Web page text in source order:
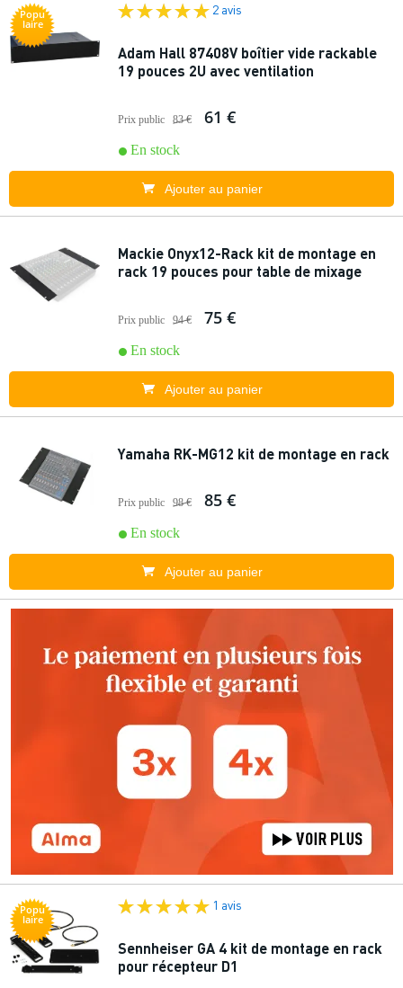
Popu
laire
2 avis
Adam Hall 87408V boîtier vide rackable
19 pouces 2U avec ventilation
Prix public 83 € 61 €
En stock
Ajouter au panier
Mackie Onyx12-Rack kit de montage en
rack 19 pouces pour table de mixage
Prix public 94 € 75 €
En stock
Ajouter au panier
Yamaha RK-MG12 kit de montage en rack
Prix public 98 € 85 €
En stock
Ajouter au panier
Popu
laire
1 avis
Sennheiser GA 4 kit de montage en rack
pour récepteur D1